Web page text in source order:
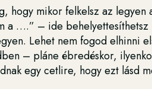
hogy mikor felkelsz az
a ….” – ide behelyettesíthetsz
Lehet nem fogod elhinni
– pláne ébredéskor,
egy cetlire, hogy ezt lásd